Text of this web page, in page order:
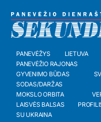
PANEVĖŽYS LIETUVA
PANEVĖŽIO RAJONAS
GYVENIMO BŪDAS
SODAS/DARŽAS
MOKSLO ORBITA
LAISVĖS BALSAS
SU UKRAINA